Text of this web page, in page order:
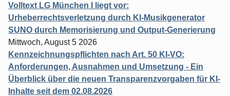
Volltext LG München I liegt vor:
Urheberrechtsverletzung durch KI-Musikgenerator
SUNO durch Memorisierung und Output-Generierung
Mittwoch, August 5 2026
Kennzeichnungspflichten nach Art. 50 KI-VO:
Anforderungen, Ausnahmen und Umsetzung - Ein
Überblick über die neuen Transparenzvorgaben für KI-
Inhalte seit dem 02.08.2026